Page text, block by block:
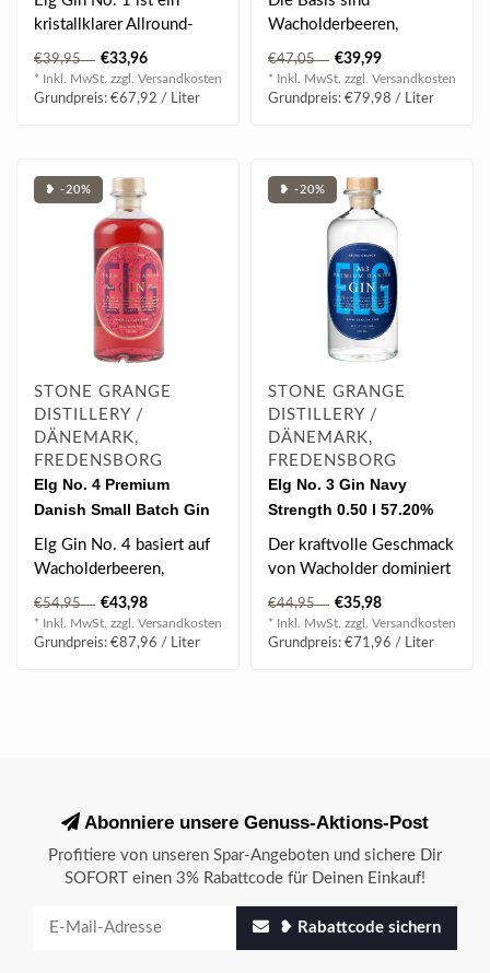
kristallklarer Allround-
Gin. Die Basis sind
Wacholderbeere..
€39,95 €33,96
* Inkl. MwSt. zzgl. Versandkosten
Grundpreis: €67,92 / Liter
Wacholderbeeren,
Koriandersamen und
dänische Karotten. Hinzu
kom..
€47,05 €39,99
* Inkl. MwSt. zzgl. Versandkosten
Grundpreis: €79,98 / Liter
❥ -20%
STONE GRANGE
DISTILLERY /
DÄNEMARK,
FREDENSBORG
Elg No. 4 Premium
Danish Small Batch Gin
0.50 l 46.50% vol
Elg Gin No. 4 basiert auf
Wacholderbeeren,
Koriandersamen und
Karotten, enthält..
€54,95 €43,98
* Inkl. MwSt. zzgl. Versandkosten
Grundpreis: €87,96 / Liter
❥ -20%
STONE GRANGE
DISTILLERY /
DÄNEMARK,
FREDENSBORG
Elg No. 3 Gin Navy
Strength 0.50 l 57.20%
vol
Der kraftvolle Geschmack
von Wacholder dominiert
im kristallklaren Elg No.
3, e..
€44,95 €35,98
* Inkl. MwSt. zzgl. Versandkosten
Grundpreis: €71,96 / Liter
Abonniere unsere Genuss-Aktions-Post
Profitiere von unseren Spar-Angeboten und sichere Dir
SOFORT einen 3% Rabattcode für Deinen Einkauf!
❥ Rabattcode sichern